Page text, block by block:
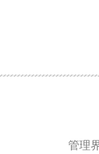
管理